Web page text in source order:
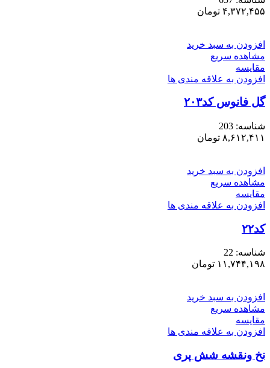
۴,۳۷۲,۴۵۵ تومان
افزودن به سبد خرید
مشاهده سریع
مقایسه
افزودن به علاقه مندی ها
گل فانوس کد۲۰۳
شناسه: 203
۸,۶۱۲,۴۱۱ تومان
افزودن به سبد خرید
مشاهده سریع
مقایسه
افزودن به علاقه مندی ها
کد۲۲
شناسه: 22
۱۱,۷۴۴,۱۹۸ تومان
افزودن به سبد خرید
مشاهده سریع
مقایسه
افزودن به علاقه مندی ها
نخ ونقشه شش پری